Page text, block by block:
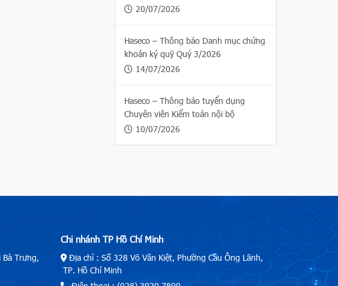
trường chứng khoán
20/07/2026
Haseco – Thông báo Danh mục chứng
khoán ký quỹ Quý 3/2026
14/07/2026
Haseco – Thông báo tuyển dụng
Chuyên viên Kiểm toán nội bộ
10/07/2026
Trưng,
Chi nhánh TP Hồ Chí Minh
Địa chỉ : Số 328 Võ Văn Kiệt, Phường Cầu Ông Lãnh,
TP. Hồ Chí Minh